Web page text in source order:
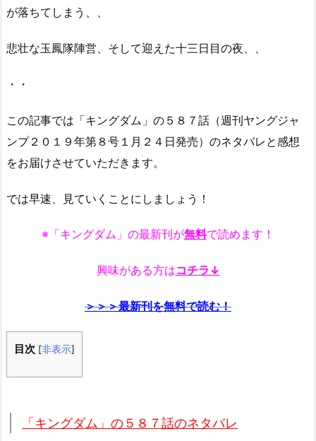
が落ちてしまう、、
悲壮な玉鳳隊陣営、そして迎えた十三日目の夜、、
・・
この記事では「キングダム」の５８７話（週刊ヤングジャ
ンプ２０１９年第８号１月２４日発売）のネタバレと感想
をお届けさせていただきます。
では早速、見ていくことにしましょう！
※「キングダム」の最新刊が無料で読めます！
興味がある方はコチラ↓
＞＞＞最新刊を無料で読む！
目次 [非表示]
「キングダム」の５８７話のネタバレ